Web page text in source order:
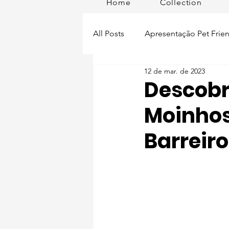
Home Collection
All Posts Apresentação Pet
Pet Passeios Acessórios
Lisboa Distrito Produtos
Barreiro
12 de mar. de 2023